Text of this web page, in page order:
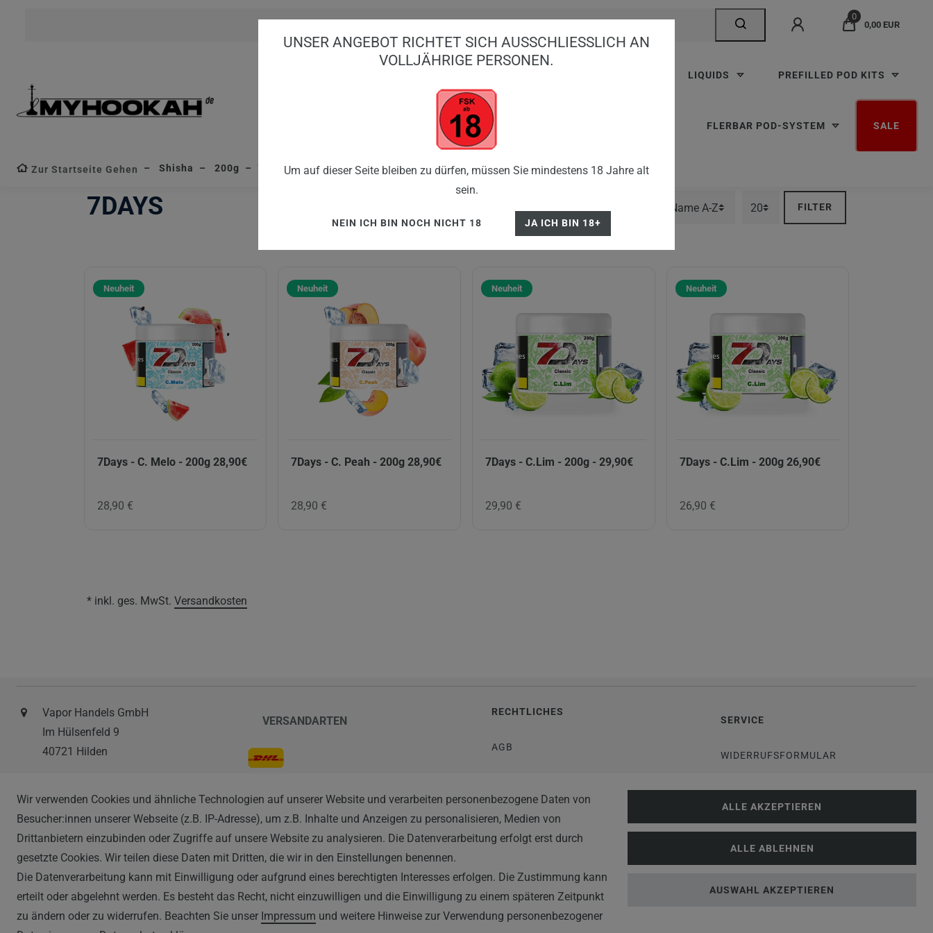
0
0,00 EUR
LIQUIDS PREFILLED POD KITS
FLERBAR POD-SYSTEM SALE
Zur Startseite Gehen Shisha 200g 7Days
7DAYS FILTER
Neuheit
7Days - C. Melo - 200g 28,90€
28,90 €
Neuheit
7Days - C. Peah - 200g 28,90€
28,90 €
Neuheit
7Days - C.Lim - 200g - 29,90€
29,90 €
Neuheit
7Days - C.Lim - 200g 26,90€
26,90 €
* inkl. ges. MwSt. Versandkosten
Vapor Handels GmbH
Im Hülsenfeld 9
40721 Hilden
info@vapor-handel.de
Montag - Freitag, 09:00 - 16:00
VERSANDARTEN
ZAHLARTEN
RECHTLICHES
AGB
IMPRESSUM
HINWEISE ZUM ELEKTROGESETZ
SERVICE
WIDERRUFSFORMULAR
DATENSCHUTZERKLÄRUNG
KUNDENINFORMATIONEN
Wir verwenden Cookies und ähnliche Technologien auf unserer Website und verarbeiten personenbezogene Daten von
Besucher:innen unserer Webseite (z.B. IP-Adresse), um z.B. Inhalte und Anzeigen zu personalisieren, Medien von
Drittanbietern einzubinden oder Zugriffe auf unsere Website zu analysieren. Die Datenverarbeitung erfolgt erst durch
gesetzte Cookies. Wir teilen diese Daten mit Dritten, die wir in den Einstellungen benennen.
Die Datenverarbeitung kann mit Einwilligung oder aufgrund eines berechtigten Interesses erfolgen. Die Zustimmung kann
erteilt oder abgelehnt werden. Es besteht das Recht, nicht einzuwilligen und die Einwilligung zu einem späteren Zeitpunkt
zu ändern oder zu widerrufen. Beachten Sie unser Impressum und weitere Hinweise zur Verwendung personenbezogener
ALLE AKZEPTIEREN
ALLE ABLEHNEN
AUSWAHL AKZEPTIEREN
UNSER ANGEBOT RICHTET SICH AUSSCHLIESSLICH AN V
OLLJÄHRIGE PERSONEN.
Um auf dieser Seite bleiben zu dürfen, müssen Sie mindestens 18 Jahre alt
sein.
NEIN ICH BIN NOCH NICHT 18 JA ICH BIN 18+